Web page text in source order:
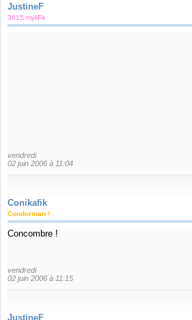
JustineF
3615 myliFe
vendredi
02 juin 2006 à 11:04
Conikafik
Condorman !
Concombre !
vendredi
02 juin 2006 à 11:15
JustineF